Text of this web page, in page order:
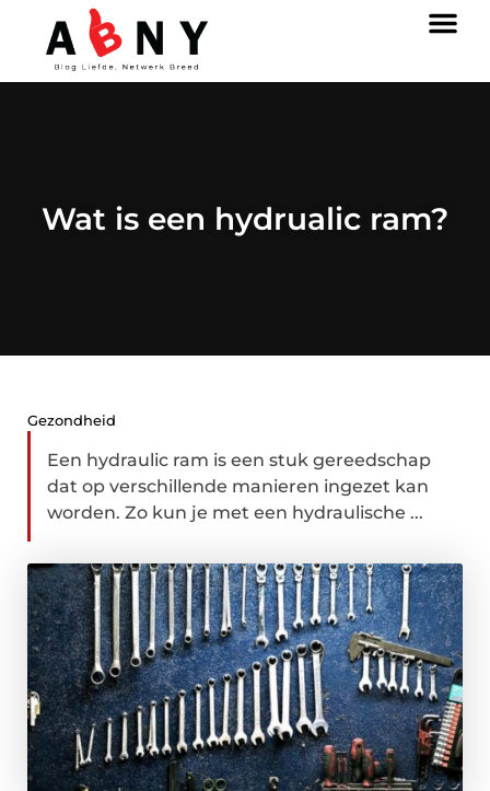
Wat is een hydrualic ram?
Gezondheid
Een hydraulic ram is een stuk gereedschap
dat op verschillende manieren ingezet kan
worden. Zo kun je met een hydraulische ...